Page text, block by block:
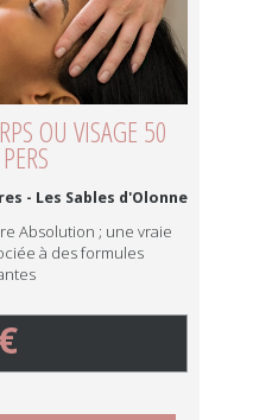
OU VISAGE 50
- Les Sables d'Olonne
Absolution ; une vraie
à des formules